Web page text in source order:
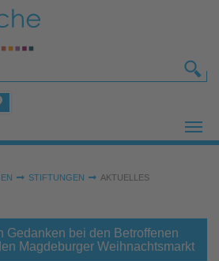
STIFTUNGEN
AKTUELLES
Gedanken bei den Betroffenen
Magdeburger Weihnachtsmarkt